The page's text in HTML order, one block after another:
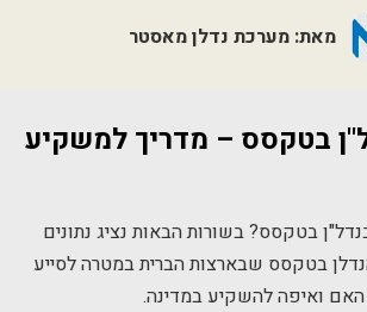
מאת: מערכת נדלן מאסטר
בטקסס – מדריך למשקיע
בטקסס? בשורות הבאות נציג נתונים
בטקסס שבארצות הברית במטרה לסייע
ואיפה להשקיע במדינה.